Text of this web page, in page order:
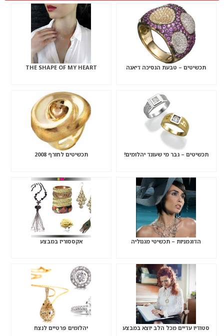
תכשיטים – טבעת הנסיכה דיאנה THE SHAPE OF MY HEART
תכשיטים – גבר מי שעונד יהלומים! תכשיטים לחורף 2008
הדוגמניות – תכשיטי מגנוליה אקססוריז במבצע
סטודיו עדיים מכל הלב יוצא במבצע יהלומים פרטיים לנצח